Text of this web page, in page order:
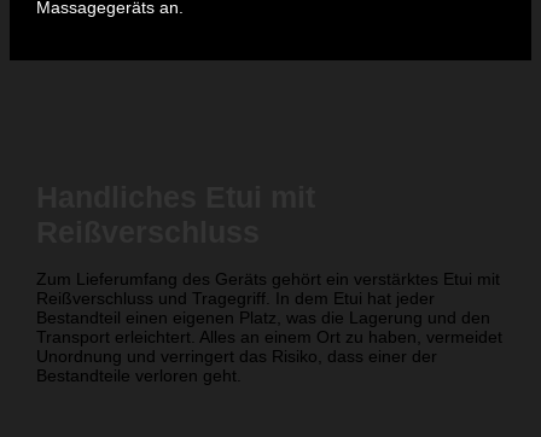
Massagegeräts an.
Zum Lieferumfang des Geräts gehört ein verstärktes Etui mit
Reißverschluss und Tragegriff. In dem Etui hat jeder
Bestandteil einen eigenen Platz, was die Lagerung und den
Transport erleichtert. Alles an einem Ort zu haben, vermeidet
Unordnung und verringert das Risiko, dass einer der
Bestandteile verloren geht.